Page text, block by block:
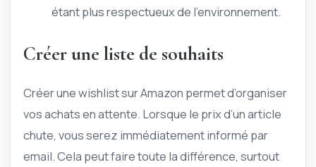
étant plus respectueux de l’environnement.
Créer une liste de souhaits
Créer une wishlist sur Amazon permet d’organiser
vos achats en attente. Lorsque le prix d’un article
chute, vous serez immédiatement informé par
email. Cela peut faire toute la différence, surtout